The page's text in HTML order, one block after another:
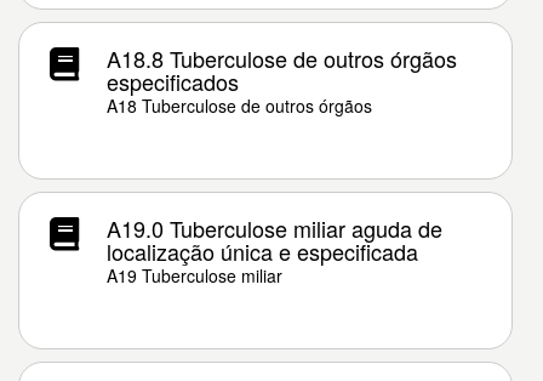
A18.8 Tuberculose de outros órgãos
especificados
A18 Tuberculose de outros órgãos
A19.0 Tuberculose miliar aguda de
localização única e especificada
A19 Tuberculose miliar